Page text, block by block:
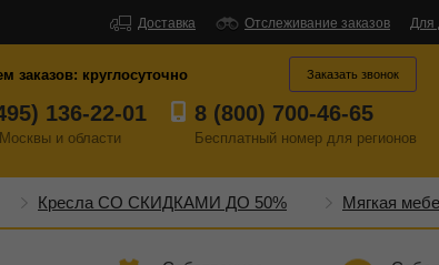
Доставка Отслеживание заказов Для
заказов: круглосуточно
136-22-01
и области
8 (800) 700-46-65
Бесплатный номер для регионов
Заказать звонок
Кресла СО СКИДКАМИ ДО 50% Мягкая